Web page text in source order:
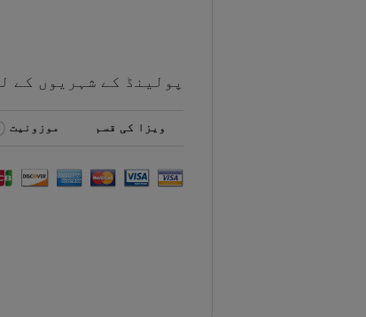
پولینڈ کے شہریوں کے
ویزا کی قسم موزونیت